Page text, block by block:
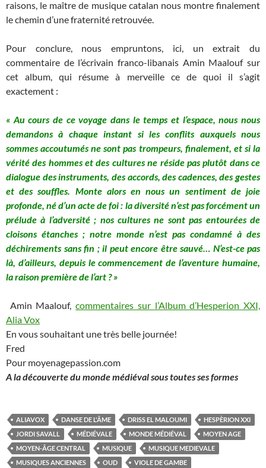
raisons, le maître de musique catalan nous montre finalement
le chemin d’une fraternité retrouvée.
Pour conclure, nous empruntons, ici, un extrait du
commentaire de l’écrivain franco-libanais Amin Maalouf sur
cet album, qui résume à merveille ce de quoi il s’agit
exactement :
« Au cours de ce voyage dans le temps et l’espace, nous nous
demandons à chaque instant si les conflits auxquels nous
sommes accoutumés ne sont pas trompeurs, finalement, et si la
vérité des hommes et des cultures ne réside pas plutôt dans ce
dialogue des instruments, des accords, des cadences, des gestes
et des souffles. Monte alors en nous un sentiment de joie
profonde, né d’un acte de foi : la diversité n’est pas forcément un
prélude à l’adversité ; nos cultures ne sont pas entourées de
cloisons étanches ; notre monde n’est pas condamné à des
déchirements sans fin ; il peut encore être sauvé… N’est-ce pas
là, d’ailleurs, depuis le commencement de l’aventure humaine,
la raison première de l’art ? »
Amin Maalouf,commentaires sur l’Album d’Hesperion XXI,
Alia Vox
En vous souhaitant une très belle journée!
Fred
Pour moyenagepassion.com
A la découverte du monde médiéval sous toutes ses formes
ALIAVOX DANSE DE L'ÂME DRISS EL MALOUMI
HESPÈRION XXI
JORDI SAVALL
MÉDIÉVALE MONDE MÉDIÉVAL
MOYEN AGE
MOYEN-ÂGE CENTRAL
MUSIQUE
MUSIQUE MEDIEVALE
MUSIQUES ANCIENNES
OUD VIOLE DE GAMBE